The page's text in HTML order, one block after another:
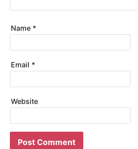
Name *
Email *
Website